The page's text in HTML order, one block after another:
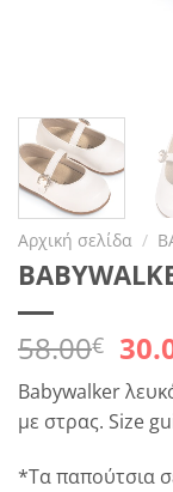
Αρχική σελίδα /
58.00€
Babywalker
με στρας. Size
*Τα παπούτσια